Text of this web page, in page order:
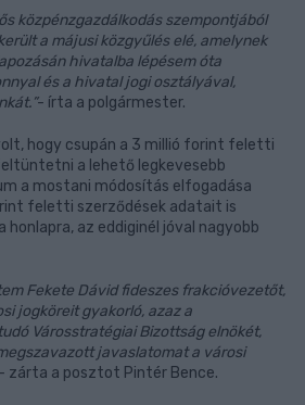
közpénzgazdálkodás szempontjából
a májusi közgyűlés elé, amelynek
hivatalba lépésem óta
és a hivatal jogi osztályával,
- írta a polgármester.
hogy csupán a 3 millió forint feletti
a lehető legkevesebb
a mostani módosítás elfogadása
feletti szerződések adatait is
honlapra, az eddiginél jóval nagyobb
Fekete Dávid fideszes frakcióvezetőt,
jogköreit gyakorló, azaz a
Városstratégiai Bizottság elnökét,
javaslatomat a városi
- zárta a posztot Pintér Bence.